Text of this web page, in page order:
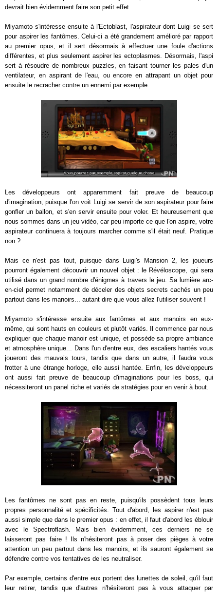
devrait bien évidemment faire son petit effet.
Miyamoto s'intéresse ensuite à l'Ectoblast, l'aspirateur dont Luigi se sert
pour aspirer les fantômes. Celui-ci a été grandement amélioré par rapport
au premier opus, et il sert désormais à effectuer une foule d'actions
différentes, et plus seulement aspirer les ectoplasmes. Désormais, l'aspi
sert à résoudre de nombreux puzzles, en faisant tourner les pales d'un
ventilateur, en aspirant de l'eau, ou encore en attrapant un objet pour
ensuite le recracher contre un ennemi par exemple.
Les développeurs ont apparemment fait preuve de beaucoup
d'imagination, puisque l'on voit Luigi se servir de son aspirateur pour faire
gonfler un ballon, et s'en servir ensuite pour voler. Et heureusement que
nous sommes dans un jeu vidéo, car peu importe ce que l'on aspire, votre
aspirateur continuera à toujours marcher comme s'il était neuf. Pratique
non ?
Mais ce n'est pas tout, puisque dans Luigi's Mansion 2, les joueurs
pourront également découvrir un nouvel objet : le Révéloscope, qui sera
utilisé dans un grand nombre d'énigmes à travers le jeu. Sa lumière arc-
en-ciel permet notamment de déceler des objets secrets cachés un peu
partout dans les manoirs... autant dire que vous allez l'utiliser souvent !
Miyamoto s'intéresse ensuite aux fantômes et aux manoirs en eux-
même, qui sont hauts en couleurs et plutôt variés. Il commence par nous
expliquer que chaque manoir est unique, et possède sa propre ambiance
et atmosphère unique... Dans l'un d'entre eux, des escaliers hantés vous
joueront des mauvais tours, tandis que dans un autre, il faudra vous
frotter à une étrange horloge, elle aussi hantée. Enfin, les développeurs
ont aussi fait preuve de beaucoup d'imaginations pour les boss, qui
nécessiteront un panel riche et variés de stratégies pour en venir à bout.
Les fantômes ne sont pas en reste, puisqu'ils possèdent tous leurs
propres personnalité et spécificités. Tout d'abord, les aspirer n'est pas
aussi simple que dans le premier opus : en effet, il faut d'abord les éblouir
avec le Spectroflash. Mais bien évidemment, ces derniers ne se
laisseront pas faire ! Ils n'hésiteront pas à poser des pièges à votre
attention un peu partout dans les manoirs, et ils sauront également se
défendre contre vos tentatives de les neutraliser.
Par exemple, certains d'entre eux portent des lunettes de soleil, qu'il faut
leur retirer, tandis que d'autres n'hésiteront pas à vous attaquer par